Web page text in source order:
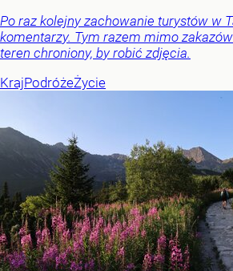
Po raz kolejny zachowanie turystów w
komentarzy. Tym razem mimo
teren chroniony, by robić zdjęcia.
KrajPodróżeŻycie